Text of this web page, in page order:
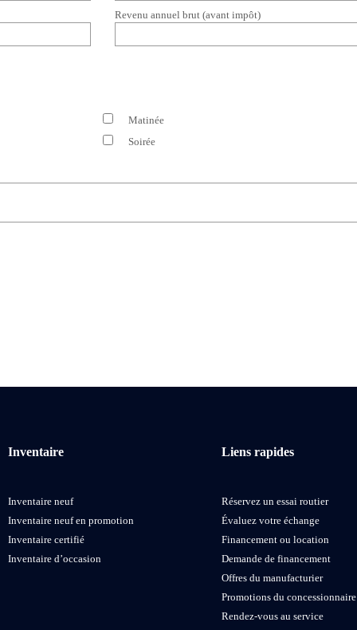
Revenu annuel brut (avant impôt)
Matinée
Soirée
Inventaire
Inventaire neuf
Inventaire neuf en promotion
Inventaire certifié
Inventaire d’occasion
Liens rapides
Réservez un essai routier
Évaluez votre échange
Financement ou location
Demande de financement
Offres du manufacturier
Promotions du concessionnaire
Rendez-vous au service